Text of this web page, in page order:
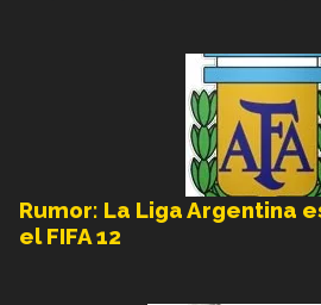
Rumor: La Liga Argentina
el FIFA 12